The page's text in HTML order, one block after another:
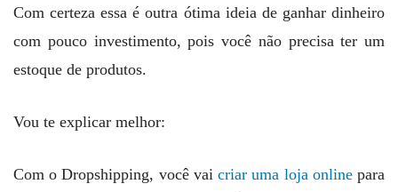
Com certeza essa é outra ótima ideia de ganhar dinheiro
com pouco investimento, pois você não precisa ter um
estoque de produtos.
Vou te explicar melhor:
Com o Dropshipping, você vaicriar uma loja onlinepara